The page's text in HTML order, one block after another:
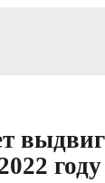
году